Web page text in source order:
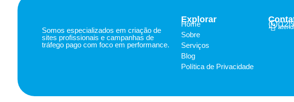
Somos especializados em criação de
sites profissionais e campanhas de
tráfego pago com foco em performance.
Explorar
Home
Sobre
Serviços
Blog
Política de Privacidade